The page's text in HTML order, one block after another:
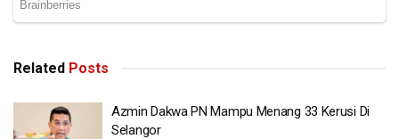
Related Posts
Azmin Dakwa PN Mampu Menang 33 Kerusi Di
Selangor